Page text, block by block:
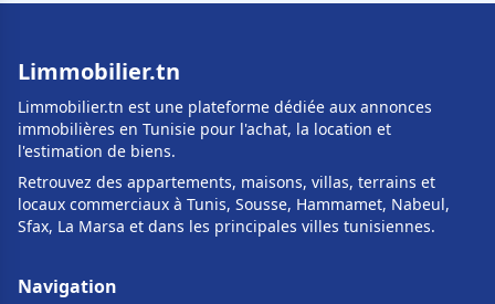
Limmobilier.tn
Limmobilier.tn est une plateforme dédiée aux annonces
immobilières en Tunisie pour l'achat, la location et
l'estimation de biens.
Retrouvez des appartements, maisons, villas, terrains et
locaux commerciaux à Tunis, Sousse, Hammamet, Nabeul,
Sfax, La Marsa et dans les principales villes tunisiennes.
Navigation